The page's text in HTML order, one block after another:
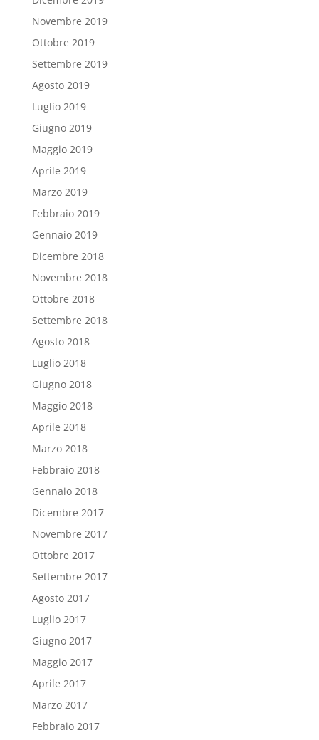
Novembre 2019
Ottobre 2019
Settembre 2019
Agosto 2019
Luglio 2019
Giugno 2019
Maggio 2019
Aprile 2019
Marzo 2019
Febbraio 2019
Gennaio 2019
Dicembre 2018
Novembre 2018
Ottobre 2018
Settembre 2018
Agosto 2018
Luglio 2018
Giugno 2018
Maggio 2018
Aprile 2018
Marzo 2018
Febbraio 2018
Gennaio 2018
Dicembre 2017
Novembre 2017
Ottobre 2017
Settembre 2017
Agosto 2017
Luglio 2017
Giugno 2017
Maggio 2017
Aprile 2017
Marzo 2017
Febbraio 2017